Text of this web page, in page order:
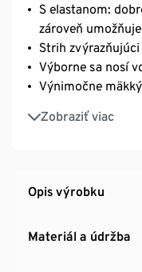
S elastanom:
zároveň
Strih zvýrazňujúci
Výborne sa nosí
Výnimočne
Zobraziť viac
Okrúhly výstrih a
Opis výrobku
Materiál a údržba